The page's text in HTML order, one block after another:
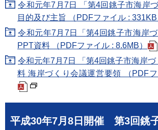
令和元年7月7日 「第4回銚子市海岸
目的及び主旨 （PDFファイル : 331KB
令和元年7月7日「第4回銚子市海岸
PPT資料 （PDFファイル : 8.6MB）
令和元年7月7日 「第4回銚子市海岸
料 海岸づくり会議運営要領 （PDFフ
平成30年7月8日開催 第3回銚